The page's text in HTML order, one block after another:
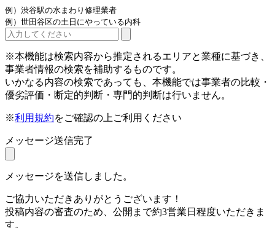
例）渋谷駅の水まわり修理業者
例）世田谷区の土日にやっている内科
※本機能は検索内容から推定されるエリアと業種に基づき、
事業者情報の検索を補助するものです。
いかなる内容の検索であっても、本機能では事業者の比較・
優劣評価・断定的判断・専門的判断は行いません。
※利用規約をご確認の上ご利用ください
メッセージ送信完了
メッセージを送信しました。
ご協力いただきありがとうございます！
投稿内容の審査のため、公開まで約3営業日程度いただきま
す。